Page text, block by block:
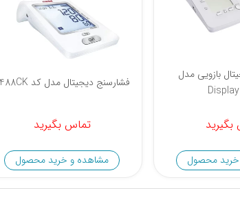
بازویی مدل
محصول
فشارسنج دیجیتال مدل کد 4488CK
تماس بگیرید
مشاهده و خرید محصول